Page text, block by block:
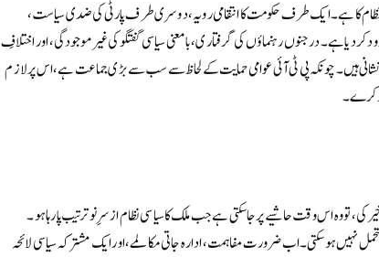
کا ہے۔ ایک طرف حکومت کا انتقامی رویہ، دوسری طرف پارٹی کی ضدی سیاست،
کر دیا ہے۔ درجنوں رہنماؤں کی گرفتاری، بامعنی سیاسی گفتگو کی غیر موجودگی، اور اختلافِ
ہیں۔ چونکہ پی ٹی آئی عوامی حمایت کے لحاظ سے سب سے بڑی جماعت ہے، اس پر لازم
کرے۔
تو وہ اس وقت حاشیے پر جا سکتی ہے جب ملک کا سیاسی نظام ازسرِ نو ترتیب پا رہا ہو۔
نہیں ہو سکتی۔ اب ضرورت مفاہمت، ادارہ جاتی مکالمے، اور ایک مشترکہ سیاسی لائحہ